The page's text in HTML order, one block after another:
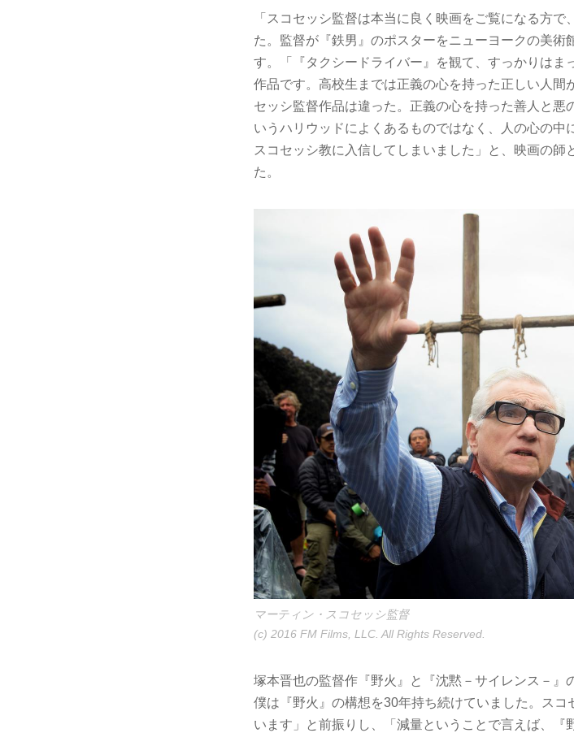
「スコセッシ監督は本当に良く映画をご覧になる方
た。監督が『鉄男』のポスターをニューヨークの美
す。「『タクシードライバー』を観て、すっかりは
作品です。高校生までは正義の心を持った正しい人間
セッシ監督作品は違った。正義の心を持った善人と
いうハリウッドによくあるものではなく、人の心の中
スコセッシ教に入信してしまいました」と、映画の
た。
マーティン・スコセッシ監督
(c) 2016 FM Films, LLC. All Rights Reserved.
塚本晋也の監督作『野火』と『沈黙－サイレンス－』
僕は『野火』の構想を30年持ち続けていました。ス
います」と前振りし、「減量ということで言えば、